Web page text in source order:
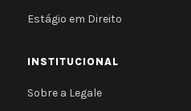
Estágio em Direito
INSTITUCIONAL
Sobre a Legale